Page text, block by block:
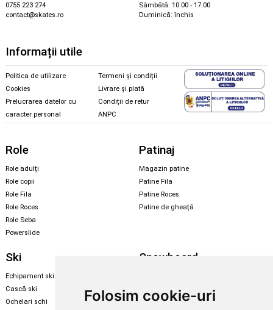
Folosim cookie-uri
0755 223 274
contact@skates.ro
Sâmbătă: 10.00 - 17.00
Duminică: închis
Informații utile
Politica de utilizare
Cookies
Prelucrarea datelor cu
caracter personal
Termeni și condiții
Livrare și plată
Condiții de retur
ANPC
Role
Role adulți
Role copii
Role Fila
Role Roces
Role Seba
Powerslide
Patinaj
Magazin patine
Patine Fila
Patine Roces
Patine de gheață
Ski
Echipament ski
Cască ski
Ochelari schi
Snowboard
Echipament snowboard
Legături Rome SDS